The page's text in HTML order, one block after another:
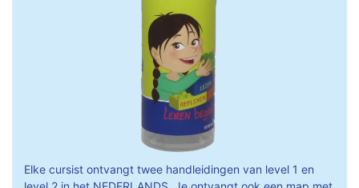
Elke cursist ontvangt twee handleidingen van level 1 en